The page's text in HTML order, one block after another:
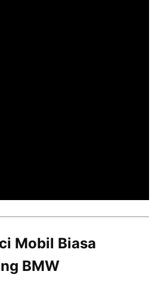
Mobil Biasa
BMW